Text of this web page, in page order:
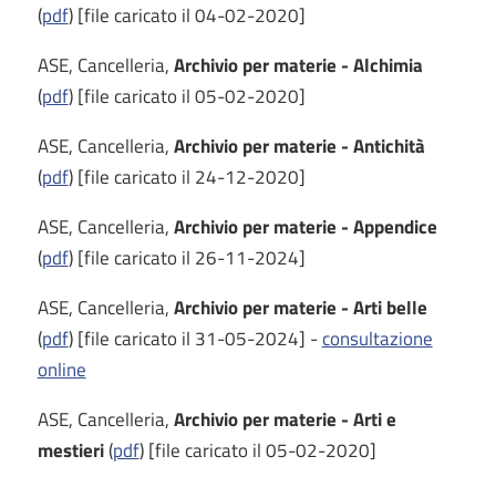
(pdf) [file caricato il 04-02-2020]
ASE, Cancelleria,Archivio per materie - Alchimia
(pdf) [file caricato il 05-02-2020]
ASE, Cancelleria,Archivio per materie - Antichità
(pdf) [file caricato il 24-12-2020]
ASE, Cancelleria,Archivio per materie - Appendice
(pdf) [file caricato il 26-11-2024]
ASE, Cancelleria,Archivio per materie - Arti belle
(pdf) [file caricato il 31-05-2024] -consultazione
online
ASE, Cancelleria,Archivio per materie - Arti e
mestieri(pdf) [file caricato il 05-02-2020]